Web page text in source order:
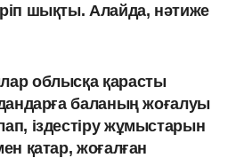
шықты. Алайда, нәтиже
облысқа қарасты
баланың жоғалуы
іздестіру жұмыстарын
қатар, жоғалған